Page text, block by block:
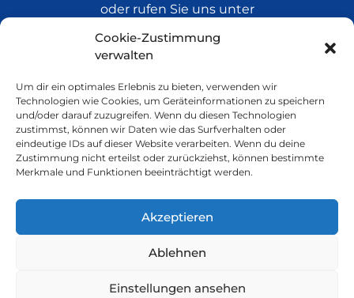
Cookie-Zustimmung
verwalten
Um dir ein optimales Erlebnis zu bieten, verwenden wir
Technologien wie Cookies, um Geräteinformationen zu speichern
und/oder darauf zuzugreifen. Wenn du diesen Technologien
zustimmst, können wir Daten wie das Surfverhalten oder
eindeutige IDs auf dieser Website verarbeiten. Wenn du deine
Zustimmung nicht erteilst oder zurückziehst, können bestimmte
Merkmale und Funktionen beeinträchtigt werden.
Akzeptieren
Ablehnen
Einstellungen ansehen
oder rufen Sie uns unter
Informationen zum
Lagerwertverlust
Lagerwertverlustausgleich 15.07.2026
©089PHARMGmbH All rights reserved.